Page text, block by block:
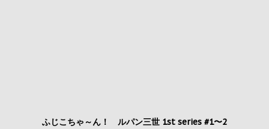
ふじこちゃ～ん！ ルパン三世 1st series #1〜2